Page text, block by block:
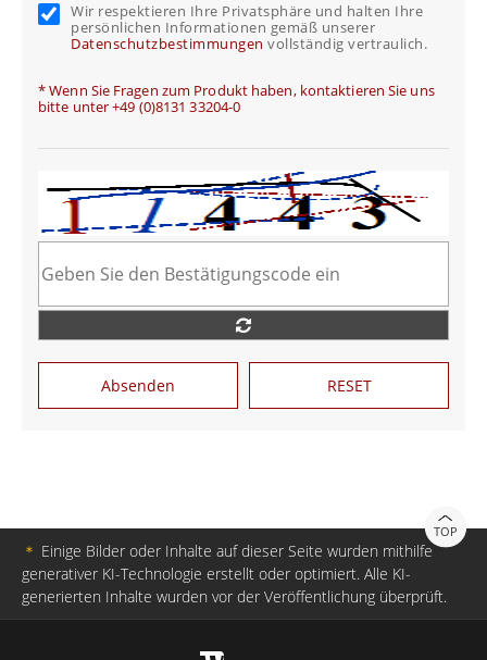
Wir respektieren Ihre Privatsphäre und halten Ihre
persönlichen Informationen gemäß unserer
Datenschutzbestimmungen vollständig vertraulich.
* Wenn Sie Fragen zum Produkt haben, kontaktieren Sie uns
bitte unter +49 (0)8131 33204-0
Absenden RESET
TOP
＊ Einige Bilder oder Inhalte auf dieser Seite wurden mithilfe
generativer KI-Technologie erstellt oder optimiert. Alle KI-
generierten Inhalte wurden vor der Veröffentlichung überprüft.